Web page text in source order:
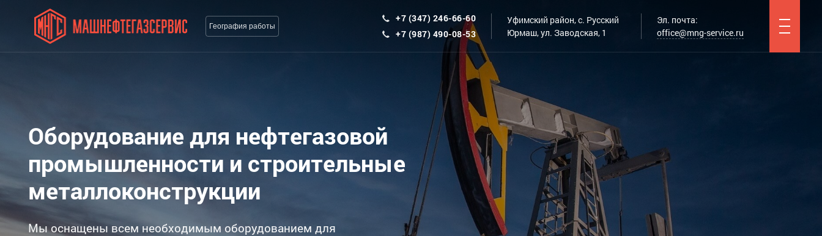
География работы
+7 (347) 246-66-60
+7 (987) 490-08-53
Уфимский район, с. Русский
Юрмаш, ул. Заводская, 1
Эл. почта:
office@mng-service.ru
Оборудование для нефтегазовой
промышленности и строительные
металлоконструкции
Мы оснащены всем необходимым оборудованием для